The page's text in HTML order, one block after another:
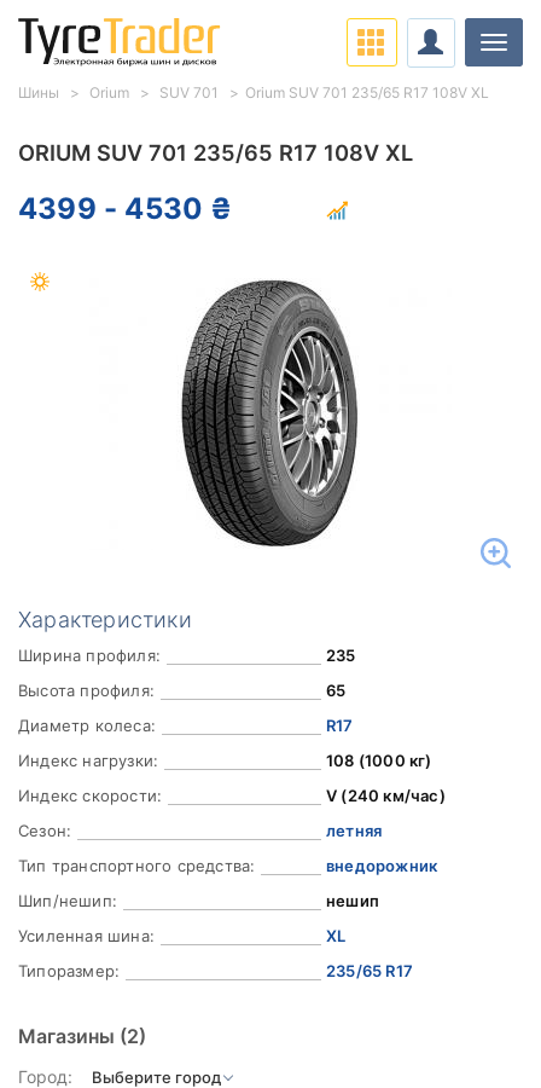
ORIUM SUV 701 235/65 R17 108V XL
4399 - 4530 ₴
Характеристики
Ширина профиля:
235
Высота профиля:
65
Диаметр колеса:
R17
Индекс нагрузки:
108 (1000 кг)
Индекс скорости:
V (240 км/час)
Сезон:
летняя
Тип транспортного средства:
внедорожник
Шип/нешип:
нешип
Усиленная шина:
XL
Типоразмер:
235/65 R17
Магазины (2)
Город:
Шины Orium SUV 701 Orium SUV 701 235/65 R17 108V XL